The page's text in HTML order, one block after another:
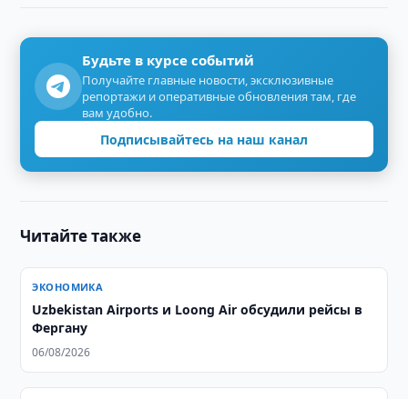
Будьте в курсе событий
Получайте главные новости, эксклюзивные
репортажи и оперативные обновления там, где
вам удобно.
Подписывайтесь на наш канал
Читайте также
ЭКОНОМИКА
Uzbekistan Airports и Loong Air обсудили рейсы в
Фергану
06/08/2026